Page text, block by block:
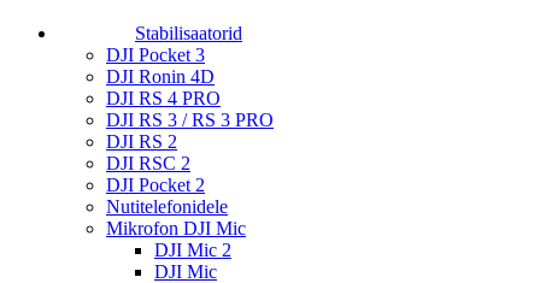
Stabilisaatorid
DJI Pocket 3
DJI Ronin 4D
DJI RS 4 PRO
DJI RS 3 / RS 3 PRO
DJI RS 2
DJI RSC 2
DJI Pocket 2
Nutitelefonidele
Mikrofon DJI Mic
DJI Mic 2
DJI Mic